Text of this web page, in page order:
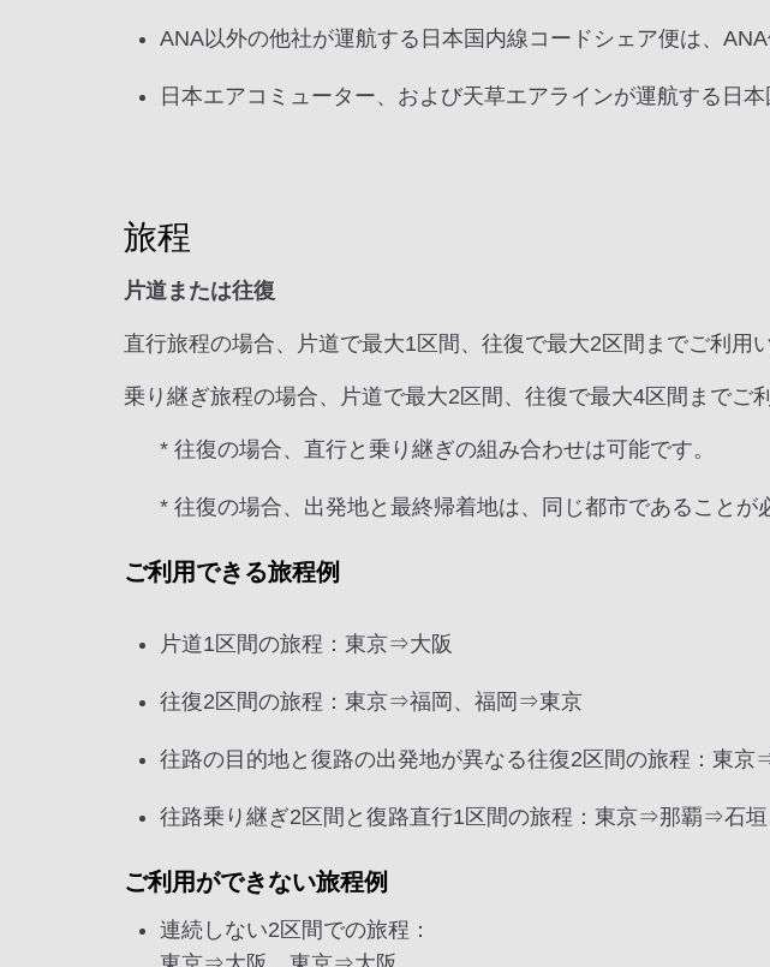
ANA以外の他社が運航する日本国内線コードシェア便は、
日本エアコミューター、および天草エアラインが運航する日
旅程
片道または往復
直行旅程の場合、片道で最大1区間、往復で最大2区間までご利用
乗り継ぎ旅程の場合、片道で最大2区間、往復で最大4区間までご
* 往復の場合、直行と乗り継ぎの組み合わせは可能です。
* 往復の場合、出発地と最終帰着地は、同じ都市であることが
ご利用できる旅程例
片道1区間の旅程：東京⇒大阪
往復2区間の旅程：東京⇒福岡、福岡⇒東京
往路の目的地と復路の出発地が異なる往復2区間の旅程：東
往路乗り継ぎ2区間と復路直行1区間の旅程：東京⇒那覇⇒石
ご利用ができない旅程例
連続しない2区間での旅程：